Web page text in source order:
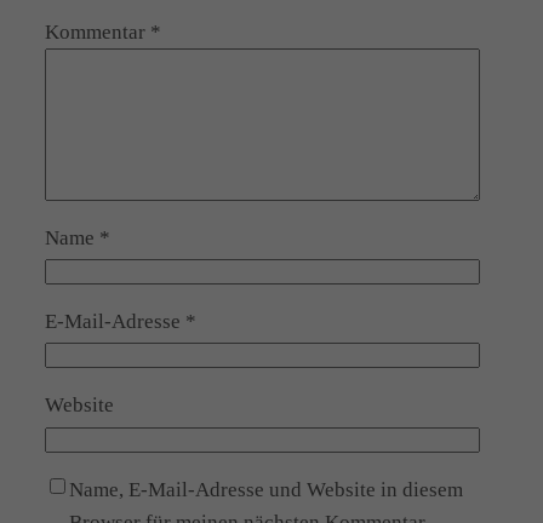
Kommentar *
Name *
E-Mail-Adresse *
Website
Name, E-Mail-Adresse und Website in diesem